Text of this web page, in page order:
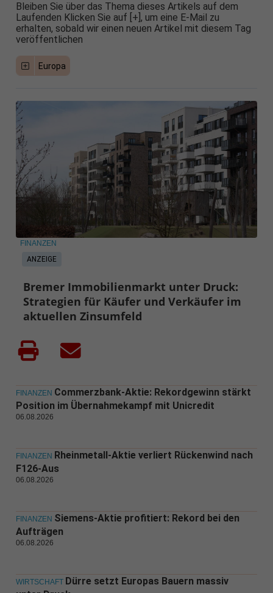
Bleiben Sie über das Thema dieses Artikels auf dem
Laufenden Klicken Sie auf [+], um eine E-Mail zu
erhalten, sobald wir einen neuen Artikel mit diesem Tag
veröffentlichen
Europa
ANZEIGE
FINANZEN
Bremer Immobilienmarkt unter Druck:
Strategien für Käufer und Verkäufer im
aktuellen Zinsumfeld
FINANZEN Commerzbank-Aktie: Rekordgewinn stärkt
Position im Übernahmekampf mit Unicredit
06.08.2026
FINANZEN Rheinmetall-Aktie verliert Rückenwind nach
F126-Aus
06.08.2026
FINANZEN Siemens-Aktie profitiert: Rekord bei den
Aufträgen
06.08.2026
WIRTSCHAFT Dürre setzt Europas Bauern massiv